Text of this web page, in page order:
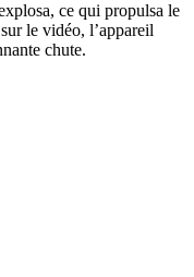
ce qui propulsa le
le vidéo, l’appareil
chute.